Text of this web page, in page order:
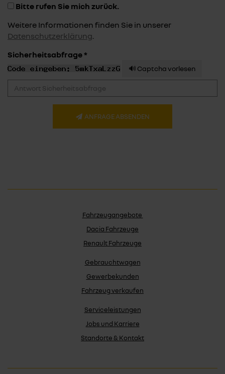
Bitte rufen Sie mich zurück.
Weitere Informationen finden Sie in unserer
Datenschutzerklärung
Sicherheitsabfrage *
🔊 Captcha vorlesen
ANFRAGE ABSENDEN
Fahrzeugangebote
Dacia Fahrzeuge
Renault Fahrzeuge
Gebrauchtwagen
Gewerbekunden
Fahrzeug verkaufen
Serviceleistungen
Jobs und Karriere
Standorte & Kontakt